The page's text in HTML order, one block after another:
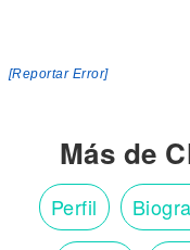
[Reportar Error]
Más de
Perfil